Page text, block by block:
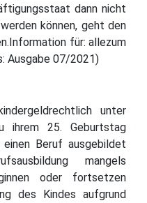
dann nicht
können, geht den
für: allezum
Ausgabe 07/2021)
unter
ihrem 25. Geburtstag
Beruf ausgebildet
mangels
oder fortsetzen
des Kindes aufgrund